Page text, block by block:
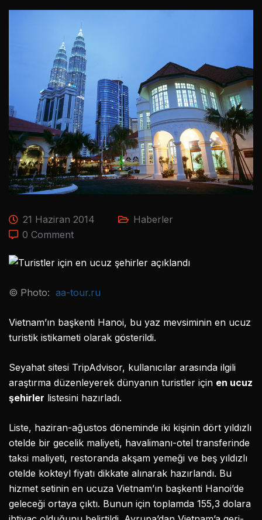
21 Haziran 2014
Haberler
0 Comment
© Photo: aa-tour.ru
Vietnam’ın başkenti Hanoi, bu yaz mevsiminin en ucuz
turistik istikameti olarak gösterildi.
Seyahat sitesi TripAdvisor, kullanıcılar arasında ilgili
araştırma düzenleyerek dünyanın turistler için en ucuz
şehirler listesini hazırladı.
Liste, haziran-ağustos döneminde iki kişinin dört yıldızlı
otelde bir gecelik maliyeti, havalimanı-otel transferinde
taksi maliyeti, restoranda akşam yemeği ve beş yıldızlı
otelde kokteyl fiyatı dikkate alınarak hazırlandı. Bu
hizmet setinin en ucuza Vietnam’ın başkenti Hanoi’de
geleceği ortaya çıktı. Bunun için toplamda 155,3 dolara